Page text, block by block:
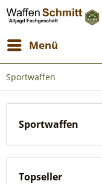
Menü
Sportwaffen
Sportwaffen
Topseller